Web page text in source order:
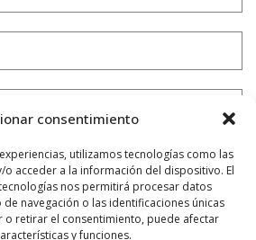
consentimiento
utilizamos tecnologías como las
o acceder a la información del dispositivo. El
nos permitirá procesar datos
navegación o las identificaciones únicas
o retirar el consentimiento, puede afectar
y funciones.
cuando el comentario sea